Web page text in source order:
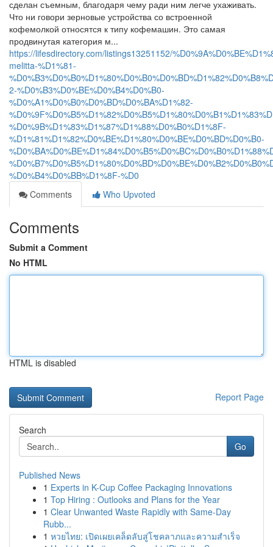
сделан съемным, благодаря чему ради ним легче ухаживать.
Что ни говори зерновые устройства со встроенной
кофемолкой относятся к типу кофемашин. Это самая
продвинутая категория м...
https://lifesdirectory.com/listings13251152/
melitta-%D1%81-
2-%D0%B3%D0%BE%D0%B4%D0%B0-
%D0%A1%D0%B0%D0%BD%D0%BA%D1%82-
%D0%9B%D1%83%D1%87%D1%88%D0%B0%D1%8F-
%D1%81%D1%82%D0%BE%D1%80%D0%BE%D0%BD%D0%B0-
%D0%B4%D0%BB%D1%8F-%D0
Comments
Who Upvoted
Comments
Submit a Comment
No HTML
HTML is disabled
Report Page
Search
Go
Published News
1 Experts in K-Cup Coffee Packaging Innovations
1 Top Hiring : Outlooks and Plans for the Year
1 Clear Unwanted Waste Rapidly with Same-Day
Rubb...
1 หวยไทย: เปิดเผยเคล็ดลับสู่โชคลาภและความสำเร็จ